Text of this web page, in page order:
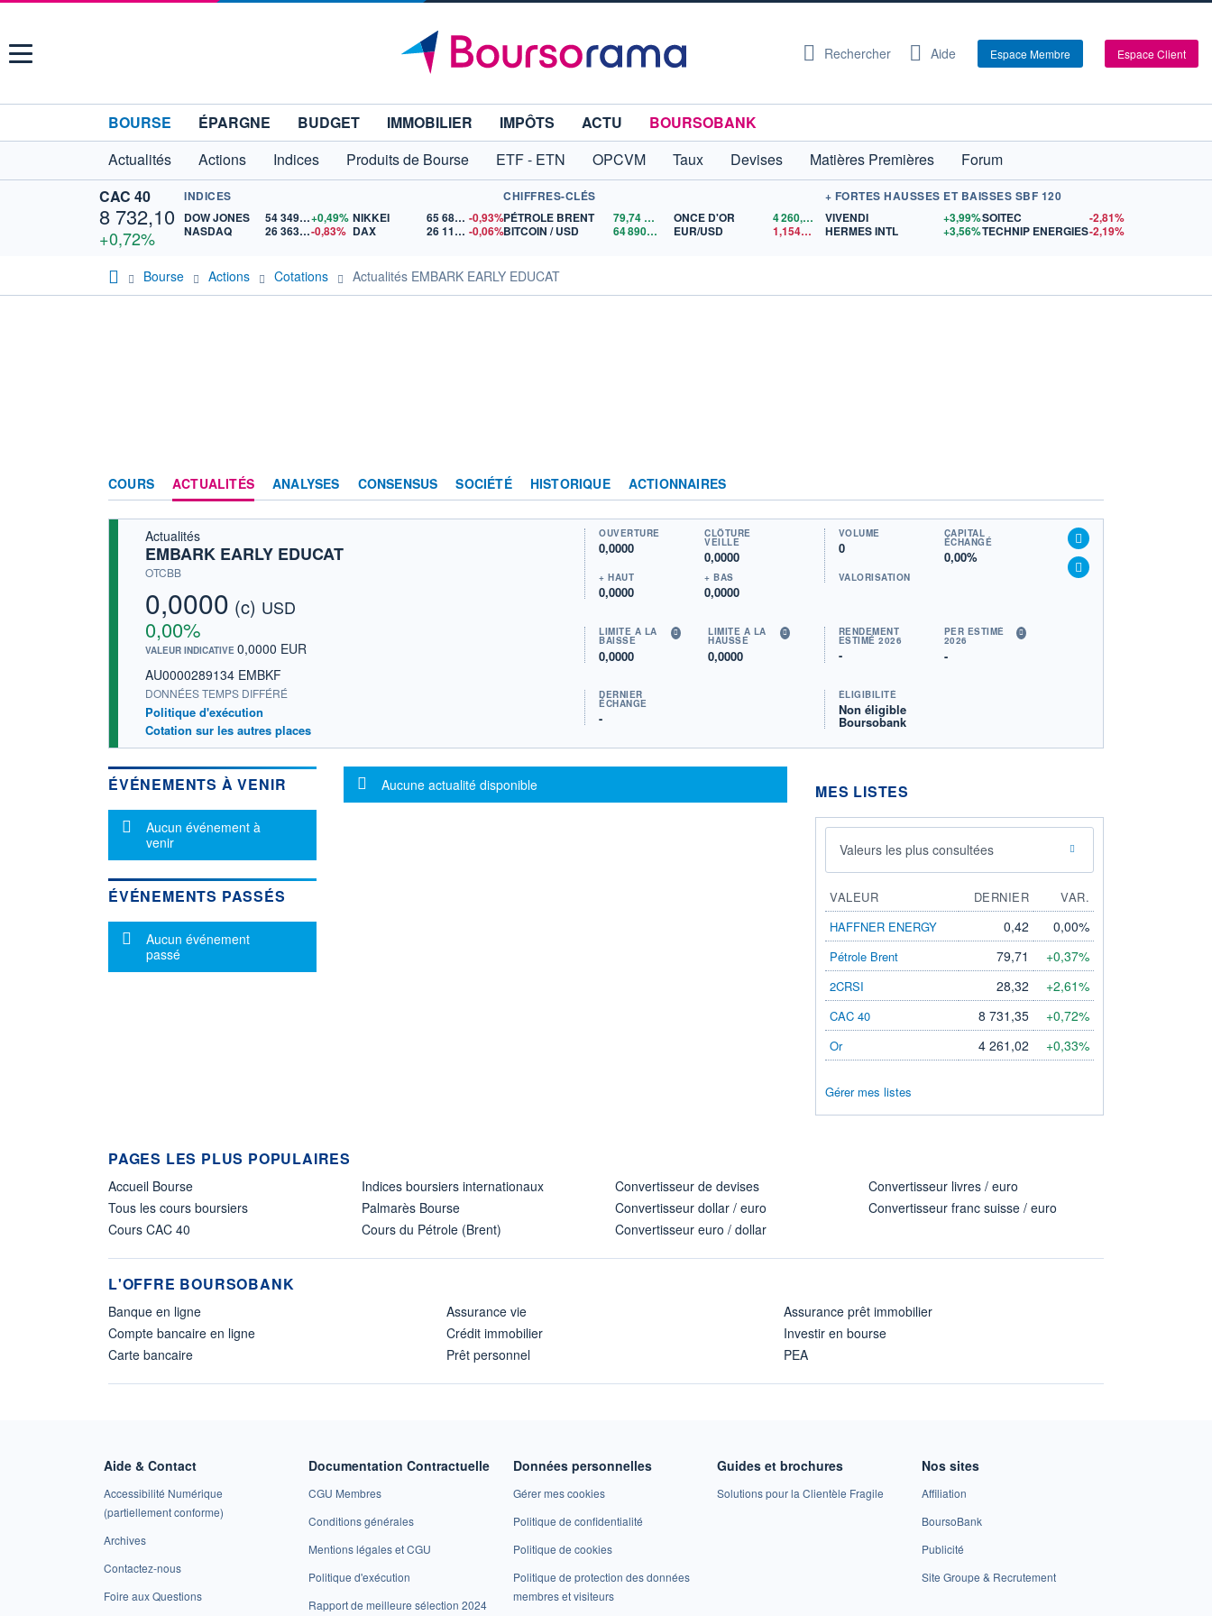
Menu Rechercher Aide Espace Membre Espace Client
BOURSE ÉPARGNE BUDGET IMMOBILIER IMPÔTS ACTU
BOURSOBANK
Actualités
Actions Indices Produits de Bourse ETF - ETN OPCVM Taux Devises Matières Premières
Forum
CAC 40
8 732,10
+0,72%
INDICES
DOW JONES
54 349,12+0,49%
NASDAQ
26 363,44-0,83%
NIKKEI 65 683,26 -0,93%
DAX
26 111,27 -0,06%
CHIFFRES-CLÉS
PÉTROLE BRENT
79,74$US
BITCOIN / USD
64 890,07 $US
ONCE D'OR 4 260,95
$US
EUR/USD
1,1546$US
+ FORTES HAUSSES ET BAISSES SBF 120
VIVENDI
+3,99%
HERMES INTL
+3,56%
SOITEC
-2,81%
TECHNIP ENERGIES-2,19%
Bourse Actions Cotations Actualités EMBARK EARLY EDUCAT
COURS ACTUALITÉS ANALYSES CONSENSUS SOCIÉTÉ HISTORIQUE ACTIONNAIRES
Actualités
EMBARK EARLY EDUCAT
OTCBB
0,0000 (c) USD
0,00%
VALEUR INDICATIVE 0,0000 EUR
AU0000289134 EMBKF
DONNÉES TEMPS DIFFÉRÉ
Politique d'exécution
Cotation sur les autres places
OUVERTURE
0,0000
CLÔTURE
VEILLE
0,0000
+ HAUT
0,0000
+ BAS
0,0000
VOLUME
0
CAPITAL
ÉCHANGÉ
0,00%
VALORISATION
LIMITE À LA
BAISSE
0,0000
LIMITE À LA
HAUSSE
0,0000
RENDEMENT
ESTIMÉ 2026
-
PER ESTIMÉ
2026
-
DERNIER
ÉCHANGE
-
ÉLIGIBILITÉ
Non éligible
Boursobank
ÉVÉNEMENTS À VENIR
Message d'information
Aucun événement à
venir
ÉVÉNEMENTS PASSÉS
Message d'information
Aucun événement
passé
Message d'information
Aucune actualité disponible MES LISTES
Valeurs les plus consultées
VALEUR DERNIER
VAR.
HAFFNER ENERGY
0,42 0,00%
Pétrole Brent 79,71 +0,37%
2CRSI 28,32 +2,61%
CAC 40 8 731,35 +0,72%
Or 4 261,02 +0,33%
Gérer mes listes
PAGES LES PLUS POPULAIRES
Accueil Bourse
Tous les cours boursiers
Cours CAC 40
Indices boursiers internationaux
Palmarès Bourse
Cours du Pétrole (Brent)
Convertisseur de devises
Convertisseur dollar / euro
Convertisseur euro / dollar
Convertisseur livres / euro
Convertisseur franc suisse / euro
L'OFFRE BOURSOBANK
Banque en ligne
Compte bancaire en ligne
Carte bancaire
Assurance vie
Crédit immobilier
Prêt personnel
Assurance prêt immobilier
Investir en bourse
PEA
Aide & Contact
Accessibilité Numérique
(partiellement conforme)
Archives
Contactez-nous
Foire aux Questions
Documentation Contractuelle
CGU Membres
Conditions générales
Mentions légales et CGU
Politique d'exécution
Rapport de meilleure sélection 2024
Données personnelles
Gérer mes cookies
Politique de confidentialité
Politique de cookies
Politique de protection des données
membres et visiteurs
Guides et brochures
Solutions pour la Clientèle Fragile
Nos sites
Affiliation
BoursoBank
Publicité
Site Groupe & Recrutement